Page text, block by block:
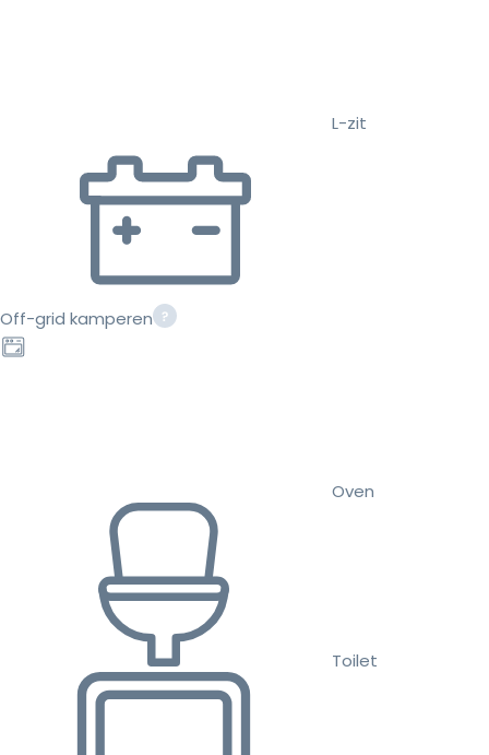
L-zit
Off-grid kamperen
Oven
Toilet